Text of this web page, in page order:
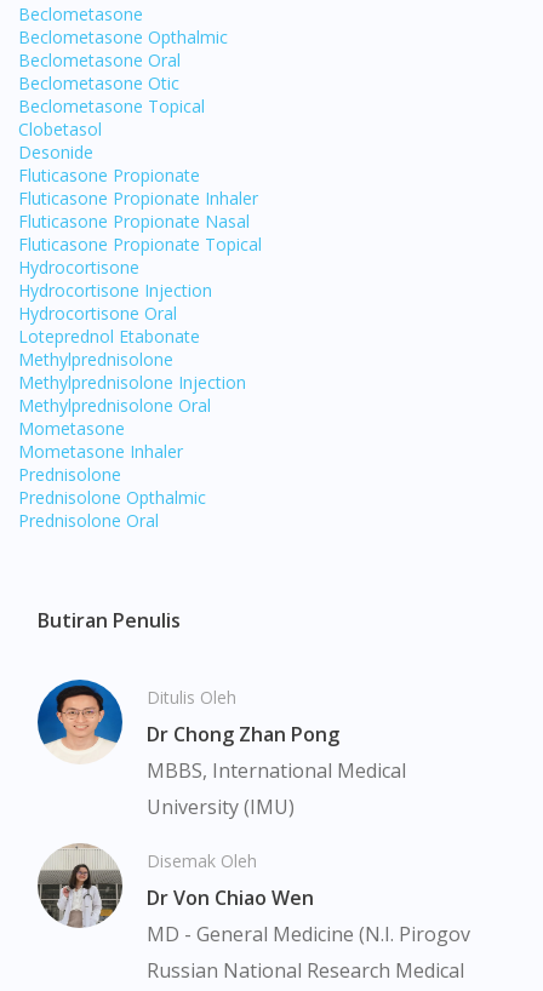
You seem to be shopping from Singapore
You are currently on DoctorOnCall.com.my, our Malaysian
site.
To serve you better, would you like to head over to
DoctorOnCall Singapore
Continue to DoctorOnCall Singapore
No, please do not redirect me
Beclometasone
Beclometasone Opthalmic
Beclometasone Oral
Beclometasone Otic
Beclometasone Topical
Clobetasol
Desonide
Fluticasone Propionate
Fluticasone Propionate Inhaler
Fluticasone Propionate Nasal
Fluticasone Propionate Topical
Hydrocortisone
Hydrocortisone Injection
Hydrocortisone Oral
Loteprednol Etabonate
Methylprednisolone
Methylprednisolone Injection
Methylprednisolone Oral
Mometasone
Mometasone Inhaler
Prednisolone
Prednisolone Opthalmic
Prednisolone Oral
Butiran Penulis
Ditulis Oleh
Dr Chong Zhan Pong
MBBS, International Medical
University (IMU)
Disemak Oleh
Dr Von Chiao Wen
MD - General Medicine (N.I. Pirogov
Russian National Research Medical